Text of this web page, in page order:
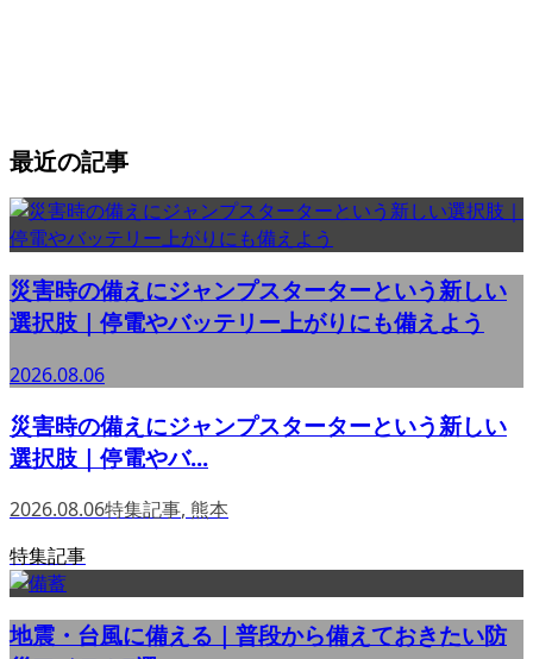
最近の記事
災害時の備えにジャンプスターターという新しい
選択肢｜停電やバッテリー上がりにも備えよう
2026.08.06
災害時の備えにジャンプスターターという新しい
選択肢｜停電やバ...
2026.08.06特集記事, 熊本
特集記事
地震・台風に備える｜普段から備えておきたい防